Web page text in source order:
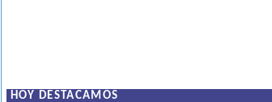
HOY DESTACAMOS